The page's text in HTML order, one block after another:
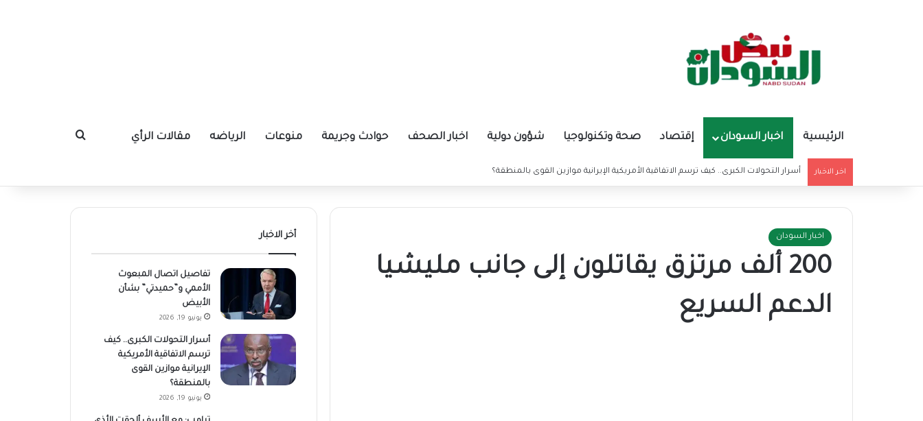
الرئيسية اخبار السودان إقتصاد صحة وتكنولوجيا شؤون دولية اخبار الصحف حوادث وجريمة منوعات الرياضه مقالات الرأي بحث عن
اخر الاخبار ترامب: مع الأسف ألحقت الأذي بالمرشد الإيراني
اخبار السودان
200 ألف مرتزق يقاتلون إلى جانب مليشيا
الدعم السريع
أخر الاخبار
تفاصيل اتصال المبعوث
الأممي و”حميدتي” بشأن
الأبيض
يونيو 19, 2026
أسرار التحولات الكبرى.. كيف
ترسم الاتفاقية الأمريكية
الإيرانية موازين القوى
بالمنطقة؟
يونيو 19, 2026